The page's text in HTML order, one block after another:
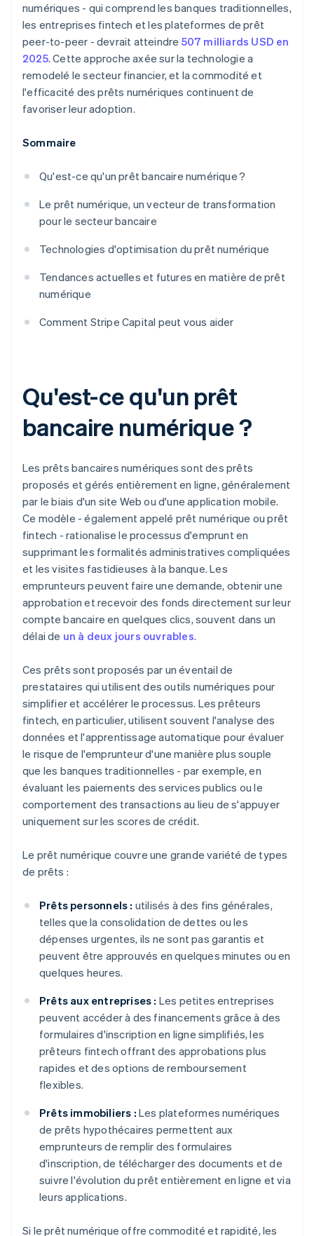
numériques - qui comprend les banques traditionnelles,
les entreprises fintech et les plateformes de prêt
peer-to-peer - devrait atteindre 507 milliards USD en
2025. Cette approche axée sur la technologie a
remodelé le secteur financier, et la commodité et
l'efficacité des prêts numériques continuent de
favoriser leur adoption.
Sommaire
Qu'est-ce qu'un prêt bancaire numérique ?
Le prêt numérique, un vecteur de transformation
pour le secteur bancaire
Technologies d'optimisation du prêt numérique
Tendances actuelles et futures en matière de prêt
numérique
Comment Stripe Capital peut vous aider
Qu'est-ce qu'un prêt
bancaire numérique ?
Les prêts bancaires numériques sont des prêts
proposés et gérés entièrement en ligne, généralement
par le biais d'un site Web ou d'une application mobile.
Ce modèle - également appelé prêt numérique ou prêt
fintech - rationalise le processus d'emprunt en
supprimant les formalités administratives compliquées
et les visites fastidieuses à la banque. Les
emprunteurs peuvent faire une demande, obtenir une
approbation et recevoir des fonds directement sur leur
compte bancaire en quelques clics, souvent dans un
délai de un à deux jours ouvrables.
Ces prêts sont proposés par un éventail de
prestataires qui utilisent des outils numériques pour
simplifier et accélérer le processus. Les prêteurs
fintech, en particulier, utilisent souvent l'analyse des
données et l'apprentissage automatique pour évaluer
le risque de l'emprunteur d'une manière plus souple
que les banques traditionnelles - par exemple, en
évaluant les paiements des services publics ou le
comportement des transactions au lieu de s'appuyer
uniquement sur les scores de crédit.
Le prêt numérique couvre une grande variété de types
de prêts :
Prêts personnels : utilisés à des fins générales,
telles que la consolidation de dettes ou les
dépenses urgentes, ils ne sont pas garantis et
peuvent être approuvés en quelques minutes ou en
quelques heures.
Prêts aux entreprises : Les petites entreprises
peuvent accéder à des financements grâce à des
formulaires d'inscription en ligne simplifiés, les
prêteurs fintech offrant des approbations plus
rapides et des options de remboursement
flexibles.
Prêts immobiliers : Les plateformes numériques
de prêts hypothécaires permettent aux
emprunteurs de remplir des formulaires
d'inscription, de télécharger des documents et de
suivre l'évolution du prêt entièrement en ligne et via
leurs applications.
Si le prêt numérique offre commodité et rapidité, les